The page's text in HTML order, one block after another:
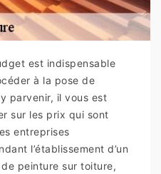
est indispensable
à la pose de
parvenir, il vous est
sur les prix qui sont
entreprises
l’établissement d’un
peinture sur toiture,